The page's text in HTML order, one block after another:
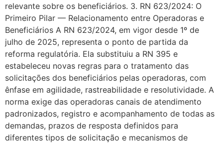
relevante sobre os beneficiários. 3. RN 623/2024: O
Primeiro Pilar — Relacionamento entre Operadoras e
Beneficiários A RN 623/2024, em vigor desde 1º de
julho de 2025, representa o ponto de partida da
reforma regulatória. Ela substituiu a RN 395 e
estabeleceu novas regras para o tratamento das
solicitações dos beneficiários pelas operadoras, com
ênfase em agilidade, rastreabilidade e resolutividade. A
norma exige das operadoras canais de atendimento
padronizados, registro e acompanhamento de todas as
demandas, prazos de resposta definidos para
diferentes tipos de solicitação e mecanismos de